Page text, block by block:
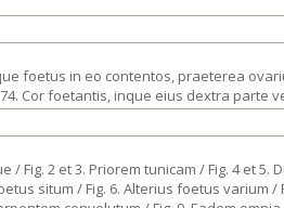
foetus in eo contentos, praeterea
Cor foetantis, inque eius dextra parte
/ Fig. 2 et 3. Priorem tunicam / Fig. 4 et
situm / Fig. 6. Alterius foetus varium